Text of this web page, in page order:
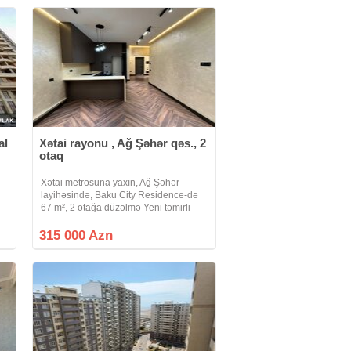
Xətai rayonu , Ağ Şəhər qəs., 2
otaq
Xətai metrosuna yaxın, Ağ Şəhər
layihəsində, Baku City Residence-də
67 m², 2 otağa düzəlmə Yeni təmirli
olunub Təmirdən sonra yaşayış
315 000 Azn